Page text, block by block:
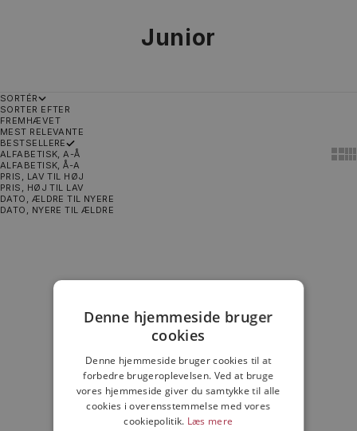
Junior
SORTÉR
SORTER EFTER
FREMHÆVET
MEST RELEVANTE
BESTSELLERE
ALFABETISK, A-Å
ALFABETISK, Å-A
PRIS, LAV TIL HØJ
PRIS, HØJ TIL LAV
DATO, ÆLDRE TIL NYERE
DATO, NYERE TIL ÆLDRE
COLUMBIA
COLUMBIA PIVOT
Denne hjemmeside bruger
cookies
Denne hjemmeside bruger cookies til at
forbedre brugeroplevelsen. Ved at bruge
vores hjemmeside giver du samtykke til alle
cookies i overensstemmelse med vores
cookiepolitik. Læs mere